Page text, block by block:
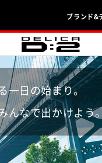
ブランド&
一日の始まり。
んなで出かけよう。